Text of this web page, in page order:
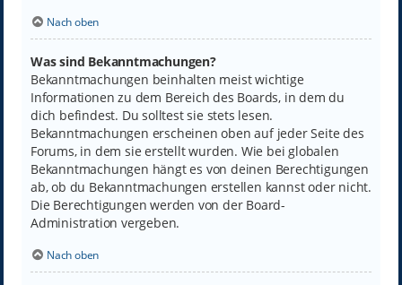
Nach oben
Was sind Bekanntmachungen?
Bekanntmachungen beinhalten meist wichtige
Informationen zu dem Bereich des Boards, in dem du
dich befindest. Du solltest sie stets lesen.
Bekanntmachungen erscheinen oben auf jeder Seite des
Forums, in dem sie erstellt wurden. Wie bei globalen
Bekanntmachungen hängt es von deinen Berechtigungen
ab, ob du Bekanntmachungen erstellen kannst oder nicht.
Die Berechtigungen werden von der Board-
Administration vergeben.
Nach oben